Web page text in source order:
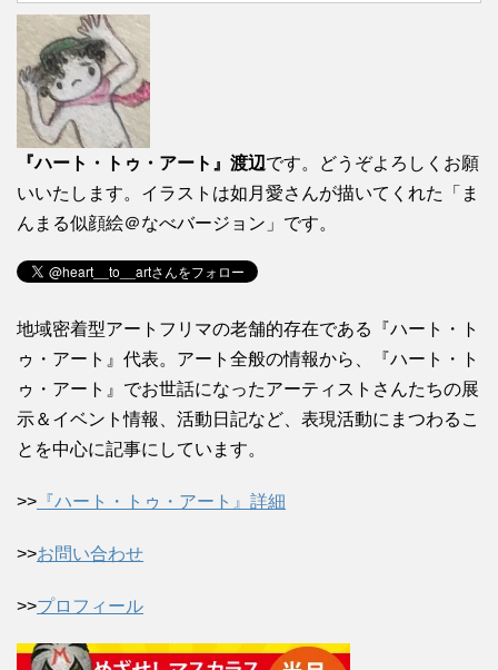
『ハート・トゥ・アート』渡辺です。どうぞよろしくお願
いいたします。イラストは如月愛さんが描いてくれた「ま
んまる似顔絵＠なべバージョン」です。
地域密着型アートフリマの老舗的存在である『ハート・ト
ゥ・アート』代表。アート全般の情報から、『ハート・ト
ゥ・アート』でお世話になったアーティストさんたちの展
示＆イベント情報、活動日記など、表現活動にまつわるこ
とを中心に記事にしています。
>> 『ハート・トゥ・アート』詳細
>>お問い合わせ
>>プロフィール